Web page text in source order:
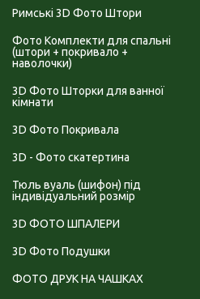
Римські 3D Фото Штори
Фото Комплекти для спальні
(штори + покривало +
наволочки)
3D Фото Шторки для ванної
кімнати
3D Фото Покривала
3D - Фото скатертина
Тюль вуаль (шифон) під
індивідуальний розмір
3D ФОТО ШПАЛЕРИ
3D Фото Подушки
ФОТО ДРУК НА ЧАШКАХ